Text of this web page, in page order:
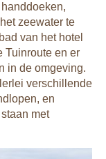
zeewater te
van het hotel
Tuinroute en er
in de omgeving.
verschillende
en
met